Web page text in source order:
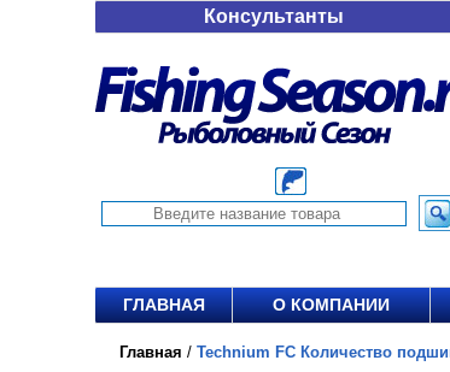
Консультанты
ГЛАВНАЯ О КОМПАНИИ
Главная / Technium FC Количество